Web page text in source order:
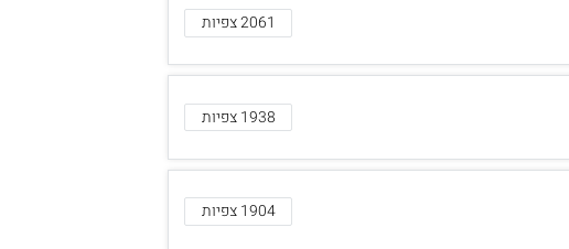
2061 צפיות
1938 צפיות
1904 צפיות